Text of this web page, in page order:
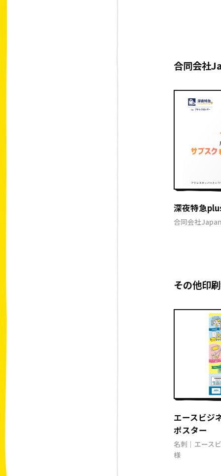
合同会社
深夜特急
合同会社
その他印
エースビジ
ポスター
名刺｜エース
様